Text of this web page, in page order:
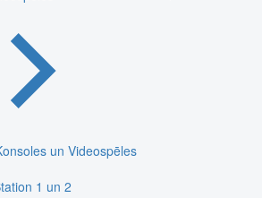
un Videospēles
1 un 2